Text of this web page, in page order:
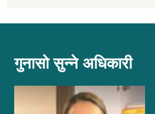
गुनासो सुन्ने अधिकारी